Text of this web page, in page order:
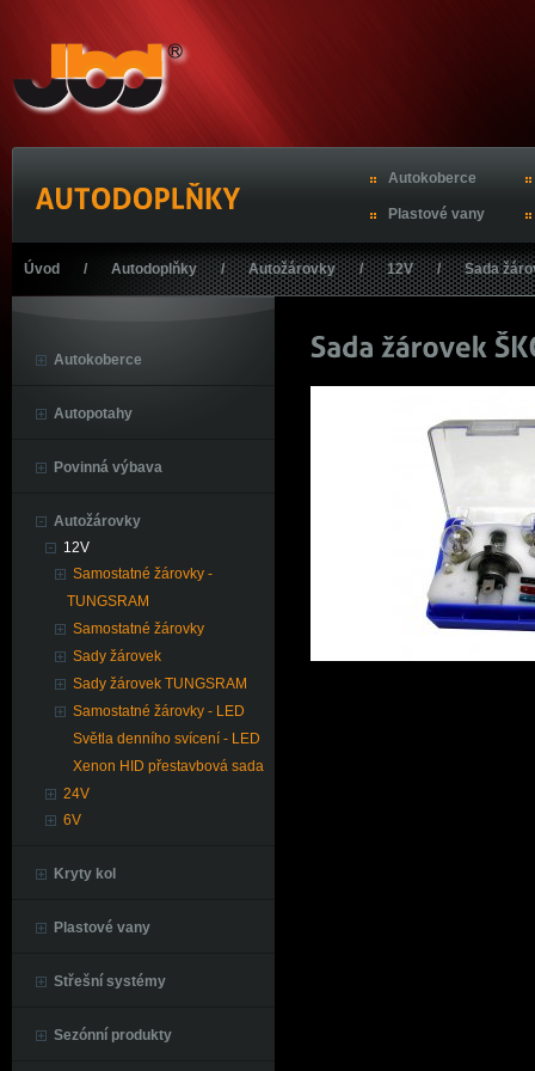
Autokoberce
Plastové vany
Úvod / Autodoplňky / Autožárovky / 12V / Sada
Autokoberce
Autopotahy
Povinná výbava
Autožárovky
12V
Samostatné žárovky -
TUNGSRAM
Samostatné žárovky
Sady žárovek
Sady žárovek TUNGSRAM
Samostatné žárovky - LED
Světla denního svícení - LED
Xenon HID přestavbová sada
24V
6V
Kryty kol
Plastové vany
Střešní systémy
Sezónní produkty